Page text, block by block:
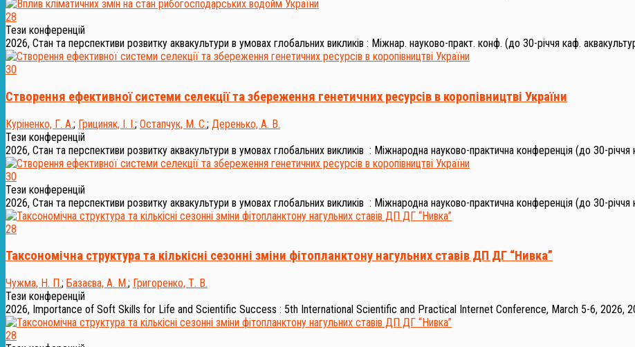
28
Тези конференцій
2026, Стан та перспективи розвитку аквакультури в умовах глобальних викликів : Міжнар. науково-практ. конф. (до 30-річчя каф.
30
Створення ефективної системи селекції та збереження генетичних ресурсів в коропівництві України
Куріненко, Г. А.; Грициняк, І. І.; Остапчук, М. С.; Деренько, А. В.
Тези конференцій
2026, Стан та перспективи розвитку аквакультури в умовах глобальних викликів : Міжнародна науково-практична конференція (до 30-
30
Тези конференцій
2026, Стан та перспективи розвитку аквакультури в умовах глобальних викликів : Міжнародна науково-практична конференція (до 30-
28
Таксономічна структура та кількісні сезонні зміни фітопланктону нагульних ставів ДП ДГ “Нивка”
Чужма, Н. П.; Базаєва, А. М.; Григоренко, Т. В.
Тези конференцій
2026, Importance of Soft Skills for Life and Scientific Success : 5th International Scientific and Practical Internet Conference, March 5-6, 2026,
28